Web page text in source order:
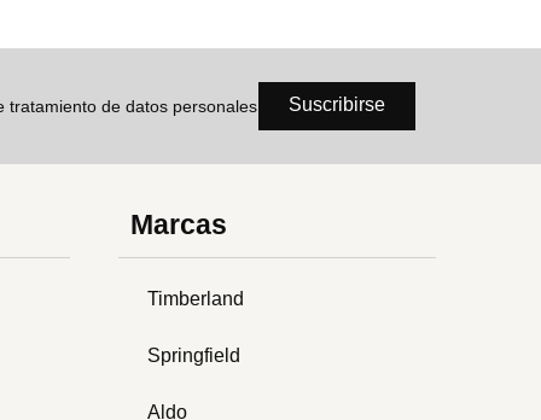
tratamiento de datos personales Suscribirse
Marcas
Timberland
Springfield
Aldo